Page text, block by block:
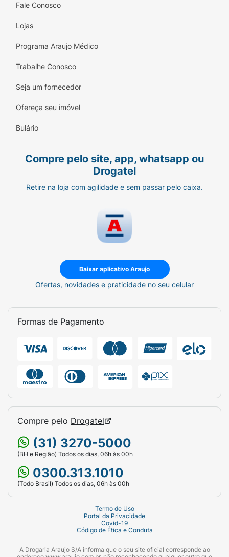
Fale Conosco
Lojas
Programa Araujo Médico
Trabalhe Conosco
Seja um fornecedor
Ofereça seu imóvel
Bulário
Compre pelo site, app, whatsapp ou
Drogatel
Retire na loja com agilidade e sem passar pelo caixa.
Baixar aplicativo Araujo
Ofertas, novidades e praticidade no seu celular
Formas de Pagamento
Compre pelo Drogatel
(31) 3270-5000
(BH e Região) Todos os dias, 06h às 00h
0300.313.1010
(Todo Brasil) Todos os dias, 06h às 00h
Termo de Uso
Portal da Privacidade
Covid-19
Código de Ética e Conduta
A Drogaria Araujo S/A informa que o seu site oficial corresponde ao